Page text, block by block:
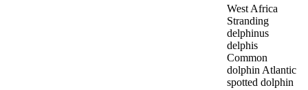
West Africa
Stranding
delphinus
delphis
Common
dolphin Atlantic
spotted dolphin